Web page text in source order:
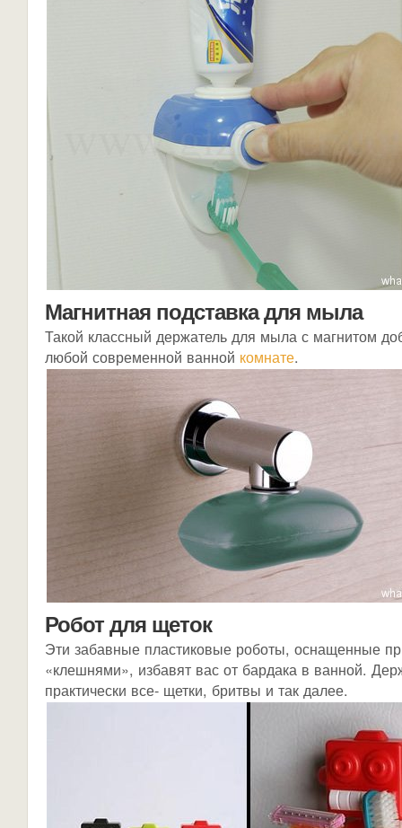
Магнитная подставка для мыла
Такой классный держатель для мыла с магнитом
любой современной ванной комнате.
Робот для щеток
Эти забавные пластиковые роботы, оснащенные
«клешнями», избавят вас от бардака в ванной.
практически все- щетки, бритвы и так далее.